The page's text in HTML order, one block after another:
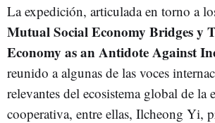
La expedición, articulada en torno a
Mutual Social Economy Bridges y
Economy as an Antidote Against
reunido a algunas de las voces
relevantes del ecosistema global de la
cooperativa, entre ellas, Ilcheong Yi,